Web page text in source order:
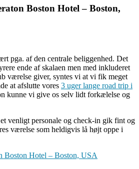
pga. af den centrale beliggenhed. Det
ende af skalaen men med inkluderet
værelse giver, syntes vi at vi fik meget
at afslutte vores 3 uger lange road trip i
kunne vi give os selv lidt forkælelse og
venligt personale og check-in gik fint og
værelse som heldigvis lå højt oppe i